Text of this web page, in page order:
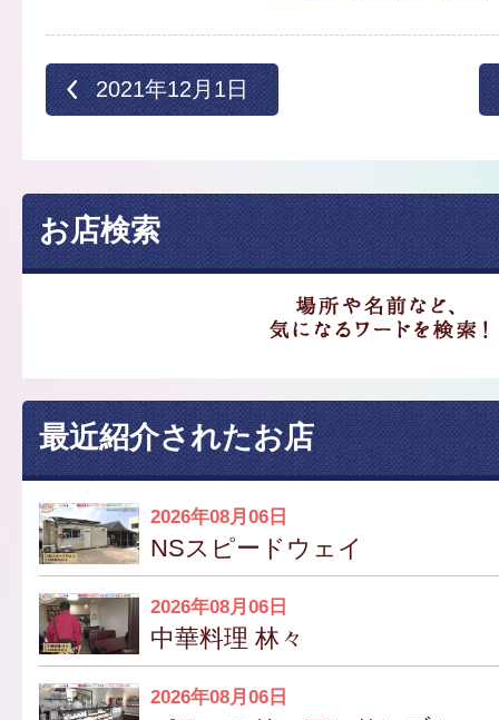
2021年12月1日
お店検索
最近紹介されたお店
2026年08月06日
NSスピードウェイ
2026年08月06日
中華料理 林々
2026年08月06日